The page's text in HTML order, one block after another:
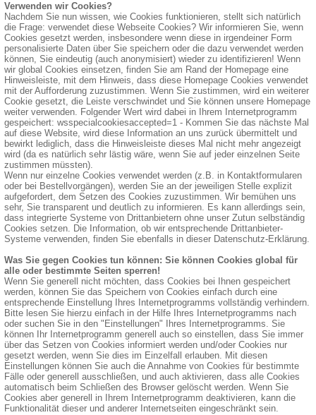
Verwenden wir Cookies?
Nachdem Sie nun wissen, wie Cookies funktionieren, stellt sich natürlich
die Frage: verwendet diese Webseite Cookies? Wir informieren Sie, wenn
Cookies gesetzt werden, insbesondere wenn diese in irgendeiner Form
personalisierte Daten über Sie speichern oder die dazu verwendet werden
können, Sie eindeutig (auch anonymisiert) wieder zu identifizieren! Wenn
wir global Cookies einsetzen, finden Sie am Rand der Homepage eine
Hinweisleiste, mit dem Hinweis, dass diese Homepage Cookies verwendet
mit der Aufforderung zuzustimmen. Wenn Sie zustimmen, wird ein weiterer
Cookie gesetzt, die Leiste verschwindet und Sie können unsere Homepage
weiter verwenden. Folgender Wert wird dabei in Ihrem Internetprogramm
gespeichert: wsspecialcookiesaccepted=1 - Kommen Sie das nächste Mal
auf diese Website, wird diese Information an uns zurück übermittelt und
bewirkt lediglich, dass die Hinweisleiste dieses Mal nicht mehr angezeigt
wird (da es natürlich sehr lästig wäre, wenn Sie auf jeder einzelnen Seite
zustimmen müssten).
Wenn nur einzelne Cookies verwendet werden (z.B. in Kontaktformularen
oder bei Bestellvorgängen), werden Sie an der jeweiligen Stelle explizit
aufgefordert, dem Setzen des Cookies zuzustimmen. Wir bemühen uns
sehr, Sie transparent und deutlich zu informieren. Es kann allerdings sein,
dass integrierte Systeme von Drittanbietern ohne unser Zutun selbständig
Cookies setzen. Die Information, ob wir entsprechende Drittanbieter-
Systeme verwenden, finden Sie ebenfalls in dieser Datenschutz-Erklärung.
Was Sie gegen Cookies tun können: Sie können Cookies global für
alle oder bestimmte Seiten sperren!
Wenn Sie generell nicht möchten, dass Cookies bei Ihnen gespeichert
werden, können Sie das Speichern von Cookies einfach durch eine
entsprechende Einstellung Ihres Internetprogramms vollständig verhindern.
Bitte lesen Sie hierzu einfach in der Hilfe Ihres Internetprogramms nach
oder suchen Sie in den "Einstellungen" Ihres Internetprogramms. Sie
können Ihr Internetprogramm generell auch so einstellen, dass Sie immer
über das Setzen von Cookies informiert werden und/oder Cookies nur
gesetzt werden, wenn Sie dies im Einzelfall erlauben. Mit diesen
Einstellungen können Sie auch die Annahme von Cookies für bestimmte
Fälle oder generell ausschließen, und auch aktivieren, dass alle Cookies
automatisch beim Schließen des Browser gelöscht werden. Wenn Sie
Cookies aber generell in Ihrem Internetprogramm deaktivieren, kann die
Funktionalität dieser und anderer Internetseiten eingeschränkt sein.